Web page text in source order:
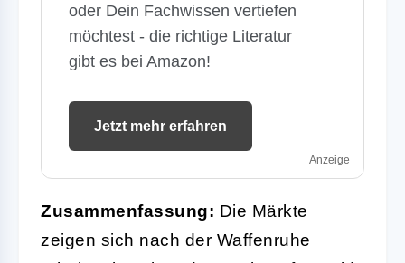
oder Dein Fachwissen vertiefen
möchtest - die richtige Literatur
gibt es bei Amazon!
Jetzt mehr erfahren
Anzeige
Zusammenfassung: Die Märkte
zeigen sich nach der Waffenruhe